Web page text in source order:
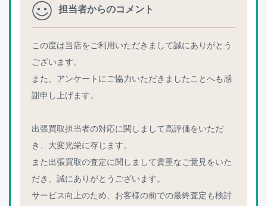
担当者からのコメント
この度は当店をご利用いただきまして誠にありがとう
ございます。
また、アンケートにご協力いただきましたことへも感
謝申し上げます。
出張買取担当者の対応に関しまして高評価をいただ
き、大変光栄に存じます。
また出張買取の査定に関しまして貴重なご意見をいた
だき、誠にありがとうございます。
サービス向上のため、お客様の前での最終査定も検討